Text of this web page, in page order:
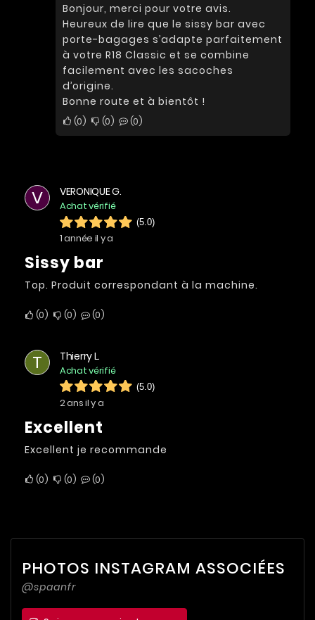
Bonjour, merci pour votre avis.
Heureux de lire que le sissy bar avec
porte-bagages s’adapte parfaitement
à votre R18 Classic et se combine
facilement avec les sacoches
d’origine.
Bonne route et à bientôt !
0 0 0
V VERONIQUE G.
Achat vérifié
(5.0)
1 année il y a
Sissy bar
Top. Produit correspondant à la machine.
0 0 0
T Thierry L.
Achat vérifié
(5.0)
2 ans il y a
Excellent
Excellent je recommande
0 0 0
PHOTOS INSTAGRAM ASSOCIÉES
@spaanfr